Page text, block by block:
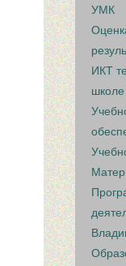
УМК
ИКТ
школе